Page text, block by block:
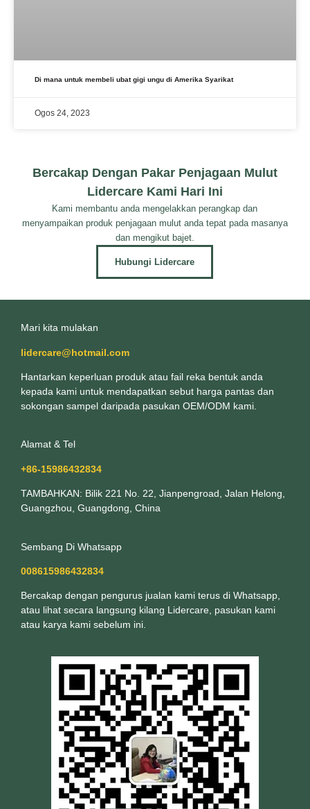
Di mana untuk membeli ubat gigi ungu di Amerika Syarikat
Ogos 24, 2023
Bercakap Dengan Pakar Penjagaan Mulut
Lidercare Kami Hari Ini
Kami membantu anda mengelakkan perangkap dan
menyampaikan produk penjagaan mulut anda tepat pada masanya
dan mengikut bajet.
Hubungi Lidercare
Mari kita mulakan
lidercare@hotmail.com
Hantarkan keperluan produk atau fail reka bentuk anda
kepada kami untuk mendapatkan sebut harga pantas dan
sokongan sampel daripada pasukan OEM/ODM kami.
Alamat & Tel
+86-15986432834
TAMBAHKAN: Bilik 221 No. 22, Jianpengroad, Jalan Helong,
Guangzhou, Guangdong, China
Sembang Di Whatsapp
008615986432834
Bercakap dengan pengurus jualan kami terus di Whatsapp,
atau lihat secara langsung kilang Lidercare, pasukan kami
atau karya kami sebelum ini.